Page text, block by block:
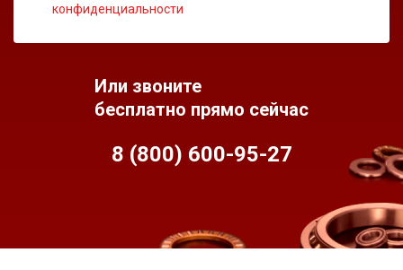
конфиденциальности
Или звоните
бесплатно прямо сейчас
8 (800) 600-95-27